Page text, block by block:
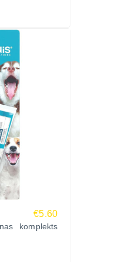
lietošanai –
jāatjauno ik pēc 3
vielu pakāpeniskai
aizsardzību bez
produktus ikdienā.
kvalitāte un
ar veterinārārstiem.
kaklasiksnu
un nodrošiniet
parazītiem ar ātru
€5.60
komplekts